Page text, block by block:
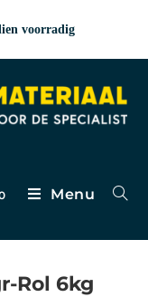
voorradig
Menu
Rol 6kg